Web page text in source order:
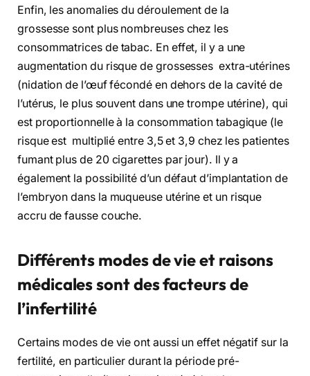
Enfin, les anomalies du déroulement de la
grossesse sont plus nombreuses chez les
consommatrices de tabac. En effet, il y a une
augmentation du risque de grossesses extra-utérines
(nidation de l’œuf fécondé en dehors de la cavité de
l’utérus, le plus souvent dans une trompe utérine), qui
est proportionnelle à la consommation tabagique (le
risque est multiplié entre 3,5 et 3,9 chez les patientes
fumant plus de 20 cigarettes par jour). Il y a
également la possibilité d’un défaut d’implantation de
l’embryon dans la muqueuse utérine et un risque
accru de fausse couche.
Différents modes de vie et raisons
médicales sont des facteurs de
l’infertilité
Certains modes de vie ont aussi un effet négatif sur la
fertilité, en particulier durant la période pré-